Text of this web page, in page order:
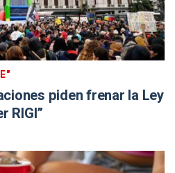
piden frenar la Ley
RIGI”